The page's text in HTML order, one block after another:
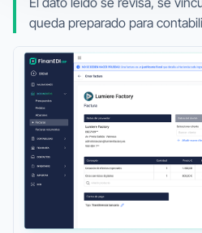
queda preparado para